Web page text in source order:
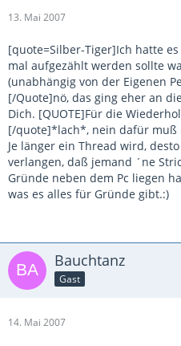
13. Mai 2007
[quote=Silber-Tiger]Ich hatte
mal aufgezählt werden sollte
(unabhängig von der Eigenen
[/Quote]nö, das ging eher an
Dich. [QUOTE]Für die
[/quote]*lach*, nein dafür muß
Je länger ein Thread wird,
verlangen, daß jemand ´ne
Gründe neben dem Pc liegen
was es alles für Gründe gibt.:)
Bauchtanz
Gast
14. Mai 2007